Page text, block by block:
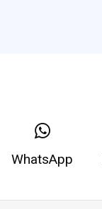
WhatsApp